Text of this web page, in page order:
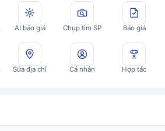
AI báo giá Chụp tìm SP Báo giá
Sửa địa chỉ Cá nhân Hợp tác